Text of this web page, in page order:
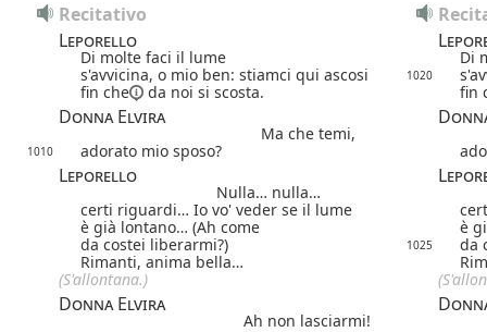
Recitativo
Leporello
Di molte faci il lume
Di
s'avvicina, o mio ben: stiamci qui ascosi
1020
fin che
da noi si scosta. fin
Donna Elvira
Ma che temi,
1010 adorato mio sposo?
Leporello
Nulla… nulla…
certi riguardi… Io vo' veder se il lume
è già lontano… (Ah come
è
da costei liberarmi?)
1025
da
Rimanti, anima bella…
(S'allontana.)
Donna Elvira
Ah non lasciarmi!